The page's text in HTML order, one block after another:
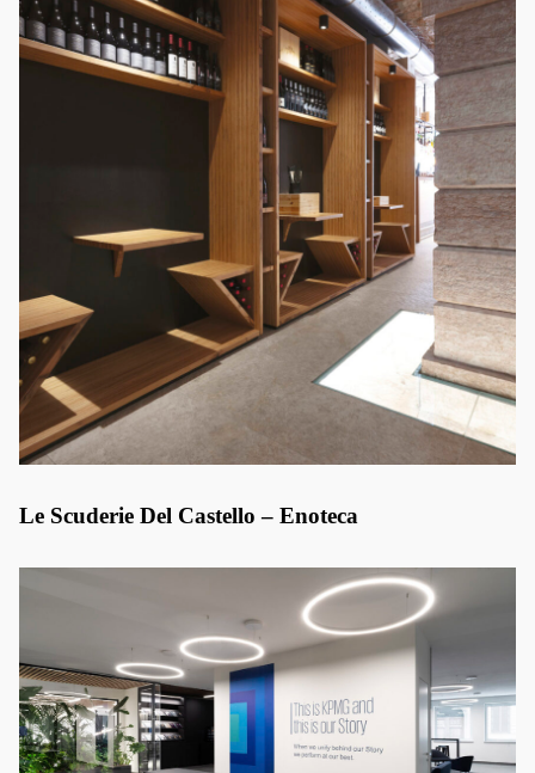
Le Scuderie Del Castello – Enoteca